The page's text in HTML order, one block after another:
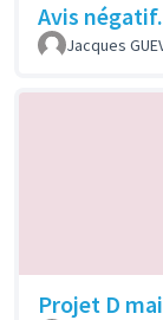
Avis
Jacques
Projet D